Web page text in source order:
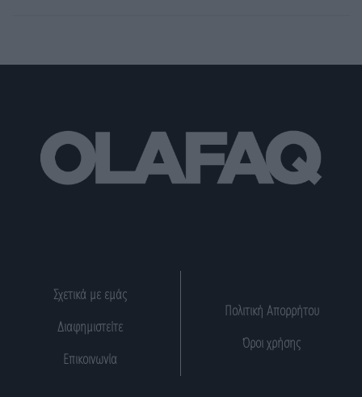
Σχετικά με εμάς
Διαφημιστείτε
Επικοινωνία
Πολιτική Απορρήτου
Όροι χρήσης